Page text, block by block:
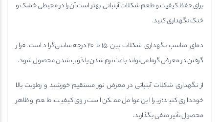
برای حفظ کیفیت و طعم شکلات آبنباتی بهتر است آن را در محیطی خشک و
خنک نگهداری کنید.
دمای مناسب نگهداری شکلات بین ۱۵ تا ۲۰ درجه سانتی‌گراد است. قرار
گرفتن در معرض گرما می‌تواند باعث نرم شدن یا ذوب شدن محصول شود.
از نگهداری شکلات آبنباتی در معرض نور مستقیم خورشید و رطوبت بالا
خودداری کنید؛ زیرا این عوامل ممکن است روی کیفیت، طعم و ظاهر
محصول تأثیر منفی بگذارند.